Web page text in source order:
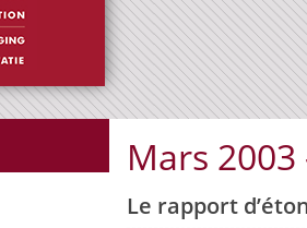
Mars
Le rapport